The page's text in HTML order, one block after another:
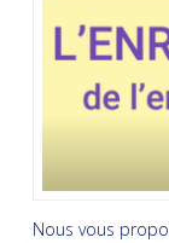
Nous vous